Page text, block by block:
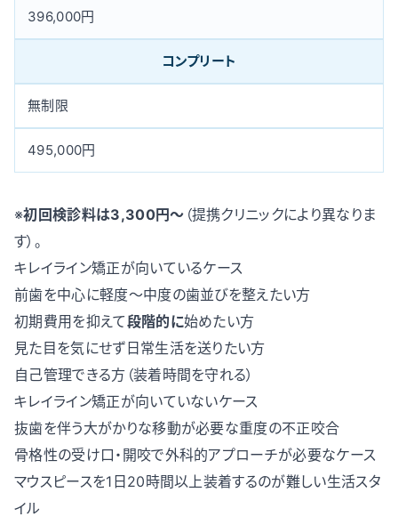
396,000円
コンプリート
無制限
495,000円
※初回検診料は3,300円〜 （提携クリニックにより異なりま
す）。
キレイライン矯正が向いているケース
前歯を中心に軽度〜中度の歯並びを整えたい方
初期費用を抑えて段階的に始めたい方
見た目を気にせず日常生活を送りたい方
自己管理できる方（装着時間を守れる）
キレイライン矯正が向いていないケース
抜歯を伴う大がかりな移動が必要な重度の不正咬合
骨格性の受け口・開咬で外科的アプローチが必要なケース
マウスピースを1日20時間以上装着するのが難しい生活スタ
イル